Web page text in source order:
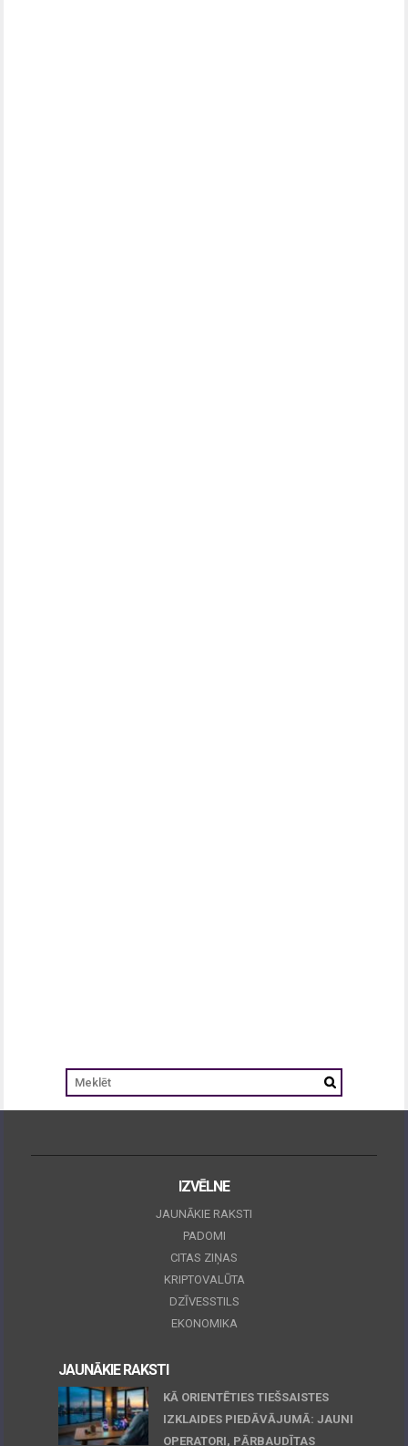
IZVĒLNE
JAUNĀKIE RAKSTI
PADOMI
CITAS ZIŅAS
KRIPTOVALŪTA
DZĪVESSTILS
EKONOMIKA
JAUNĀKIE RAKSTI
KĀ ORIENTĒTIES TIEŠSAISTES
IZKLAIDES PIEDĀVĀJUMĀ: JAUNI
OPERATORI, PĀRBAUDĪTAS